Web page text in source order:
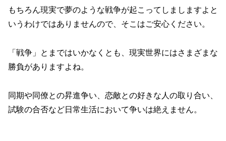
もちろん現実で夢のような戦争が起こってしましますよと
いうわけではありませんので、そこはご安心ください。
「戦争」とまではいかなくとも、現実世界にはさまざまな
勝負がありますよね。
同期や同僚との昇進争い、恋敵との好きな人の取り合い、
試験の合否など日常生活において争いは絶えません。